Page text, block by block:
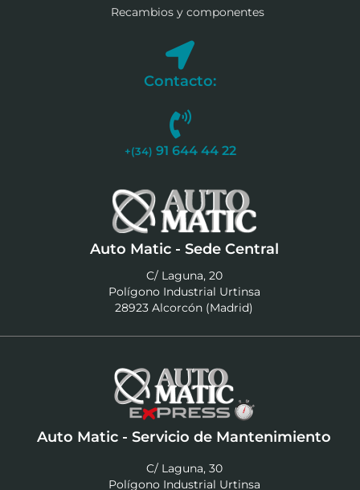
Recambios y componentes
Contacto:
+(34) 91 644 44 22
Auto Matic - Sede Central
C/ Laguna, 20
Polígono Industrial Urtinsa
28923 Alcorcón (Madrid)
Auto Matic - Servicio de Mantenimiento
C/ Laguna, 30
Polígono Industrial Urtinsa